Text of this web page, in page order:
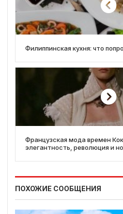
Филиппинская кухня: что
Французская мода времен
элегантность, революция и
ПОХОЖИЕ СООБЩЕНИЯ